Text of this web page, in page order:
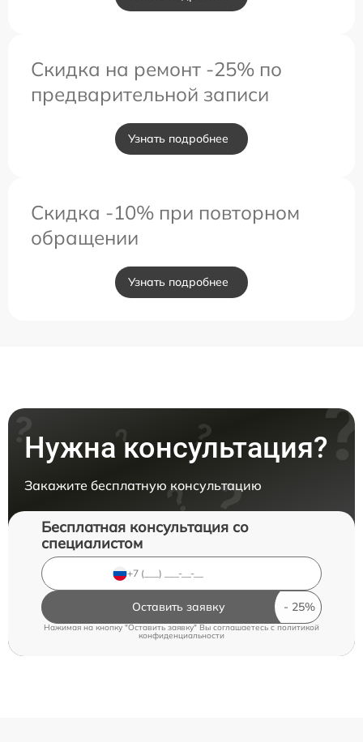
Скидка на ремонт -25% по
предварительной записи
Узнать подробнее
Скидка -10% при повторном
обращении
Узнать подробнее
Нужна консультация?
Закажите бесплатную консультацию
Бесплатная консультация со
специалистом
Оставить заявку
Нажимая на кнопку "Оставить заявку" Вы соглашаетесь cполитикой
конфиденциальности